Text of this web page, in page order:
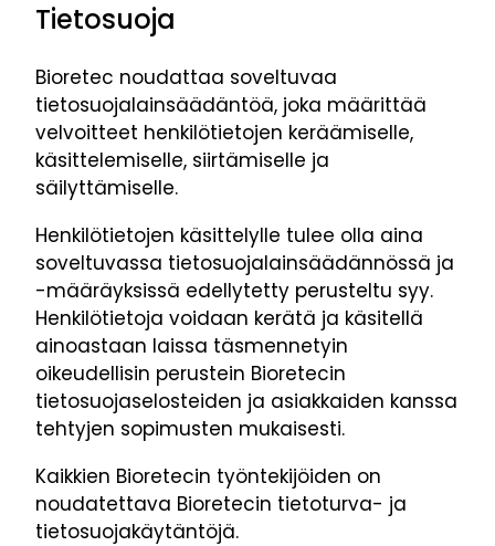
Tietosuoja
Bioretec noudattaa soveltuvaa
tietosuojalainsäädäntöä, joka määrittää
velvoitteet henkilötietojen keräämiselle,
käsittelemiselle, siirtämiselle ja
säilyttämiselle.
Henkilötietojen käsittelylle tulee olla aina
soveltuvassa tietosuojalainsäädännössä ja
-määräyksissä edellytetty perusteltu syy.
Henkilötietoja voidaan kerätä ja käsitellä
ainoastaan laissa täsmennetyin
oikeudellisin perustein Bioretecin
tietosuojaselosteiden ja asiakkaiden kanssa
tehtyjen sopimusten mukaisesti.
Kaikkien Bioretecin työntekijöiden on
noudatettava Bioretecin tietoturva- ja
tietosuojakäytäntöjä.